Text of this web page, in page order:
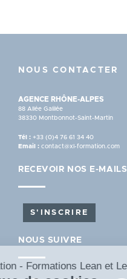
XL Formation -
NOUS CONTACTER
AGENCE RHÔNE-ALPES
88 Allée Galilée
38330 Montbonnot-Saint-Martin
Tél : +33 (0)4 76 61 34 40
Email : contact@xl-formation.com
RECEVOIR NOS E-MAILS
S'INSCRIRE
NOUS SUIVRE